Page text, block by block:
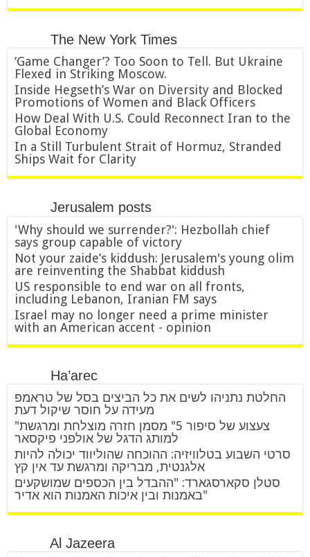
The New York Times
‘Game Changer’? Too Soon to Tell. But Ukraine
Flexed in Striking Moscow.
Inside Hegseth’s War on Diversity and Blocked
Promotions of Women and Black Officers
How Deal With U.S. Could Reconnect Iran to the
Global Economy
In a Still Turbulent Strait of Hormuz, Stranded
Ships Wait for Clarity
Jerusalem posts
'Why should we surrender?': Hezbollah chief
says group capable of victory
Not your zaide’s kiddush: Jerusalem's young olim
are reinventing the Shabbat kiddush
US responsible to end war on all fronts,
including Lebanon, Iranian FM says
Israel may no longer need a prime minister
with an American accent - opinion
Ha’arec
החלטת נתניהו לשים את כל הביצים בסל של טראמפ
מעידה על חוסר שיקול דעת
"צעצוע של סיפור 5" מסמן חזרה מוצלחת ומרגשת
למותג הדגל של אולפני פיקסאר
סרטי השבוע בטלוויזיה: ההוכחה שהוליווד יכולה להיות
אלגנטית, מבריקה ומרגשת עד אין קץ
סטלן סקארסגארד: "ההבדל בין הכספים שמושקעים
באמנות ובין איכות האמנות הוא אדיר"
Al Jazeera